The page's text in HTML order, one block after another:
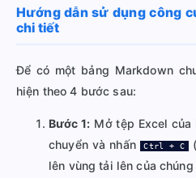
Hướng dẫn sử dụng công
chi tiết
Để có một bảng Markdown
hiện theo 4 bước sau:
Bước 1: Mở tệp Excel
chuyển và nhấn Ctrl + C
lên vùng tải lên của chúng